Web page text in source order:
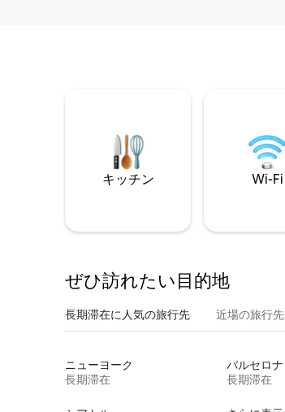
キッチン Wi-Fi
ぜひ訪⁠れ⁠た⁠い目⁠的⁠地
長期滞在に人気の旅行先 近場の旅行先
ニューヨーク
長期滞在
バルセロナ
長期滞在